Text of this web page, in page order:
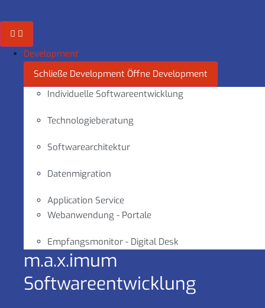
Inhalt
springen
Development
Schließe Development Öffne Development
Individuelle Softwareentwicklung
Technologieberatung
Softwarearchitektur
Datenmigration
Application Service
Webanwendung - Portale
Empfangsmonitor - Digital Desk
m.a.x.imum
Software­entwicklung